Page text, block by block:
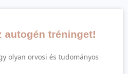
autogén tréninget!
olyan orvosi és tudományos